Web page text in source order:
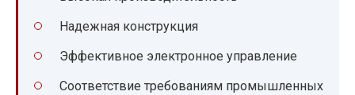
Надежная конструкция
Эффективное электронное управление
Соответствие требованиям промышленных